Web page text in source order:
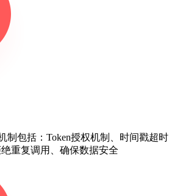
制包括：Token授权机制、时间戳超时
重复调用、确保数据安全